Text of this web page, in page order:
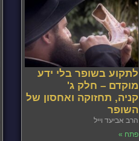
לתקוע בשופר בלי ידע
מוקדם – חלק ג'
קניה, תחזוקה ואחסון של
השופר
הרב אביעד וייל
פתח »